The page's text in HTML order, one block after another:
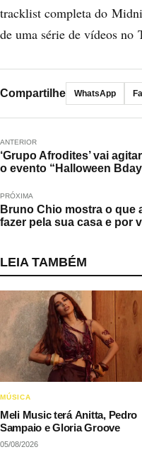
tracklist completa do
de uma série de vídeos no
Compartilhe WhatsApp
ANTERIOR
‘Grupo Afrodites’ vai
o evento “Halloween
PRÓXIMA
Bruno Chio mostra o que
fazer pela sua casa e por
LEIA TAMBÉM
MÚSICA
Meli Music terá Anitta, Pedro
Sampaio e Gloria Groove
05/08/2026